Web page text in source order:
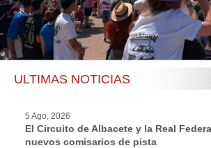
ULTIMAS NOTICIAS
5 Ago, 2026
El Circuito de Albacete y la Real
nuevos comisarios de pista